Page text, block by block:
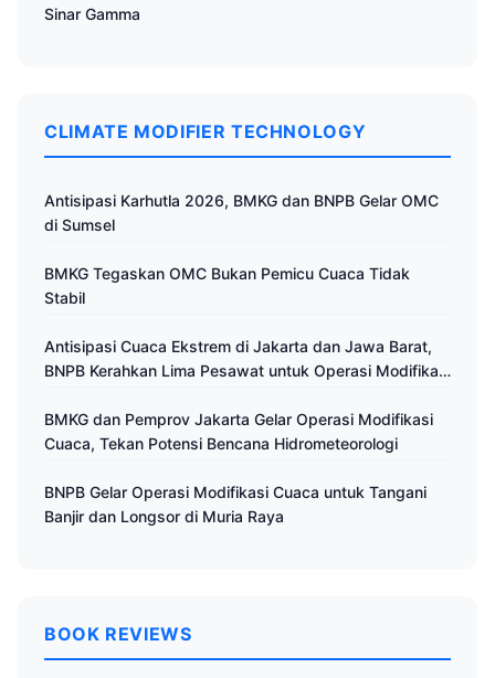
Sinar Gamma
CLIMATE MODIFIER TECHNOLOGY
Antisipasi Karhutla 2026, BMKG dan BNPB Gelar OMC
di Sumsel
BMKG Tegaskan OMC Bukan Pemicu Cuaca Tidak
Stabil
Antisipasi Cuaca Ekstrem di Jakarta dan Jawa Barat,
BNPB Kerahkan Lima Pesawat untuk Operasi Modifikasi
BMKG dan Pemprov Jakarta Gelar Operasi Modifikasi
Cuaca, Tekan Potensi Bencana Hidrometeorologi
BNPB Gelar Operasi Modifikasi Cuaca untuk Tangani
Banjir dan Longsor di Muria Raya
BOOK REVIEWS